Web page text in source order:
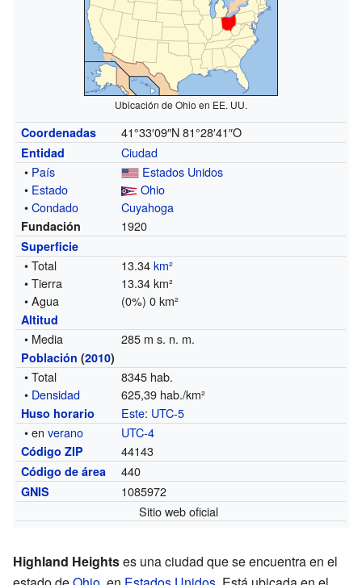
Ubicación de Ohio en EE. UU.
Coordenadas 41°33′09″N 81°28′41″O
Entidad
Ciudad
• País
Estados Unidos
• Estado
Ohio
•Condado Cuyahoga
Fundación 1920
Superficie
• Total 13.34km²
• Tierra
13.34 km²
• Agua
(0%) 0 km²
Altitud
• Media 285 m s. n. m.
Población (2010)
• Total
8345 hab.
• Densidad 625,39 hab./km²
Huso horario Este: UTC-5
• enverano UTC-4
Código ZIP 44143
Código de área 440
GNIS
1085972
Sitio web oficial
Highland Heightses una ciudad que se encuentra en el